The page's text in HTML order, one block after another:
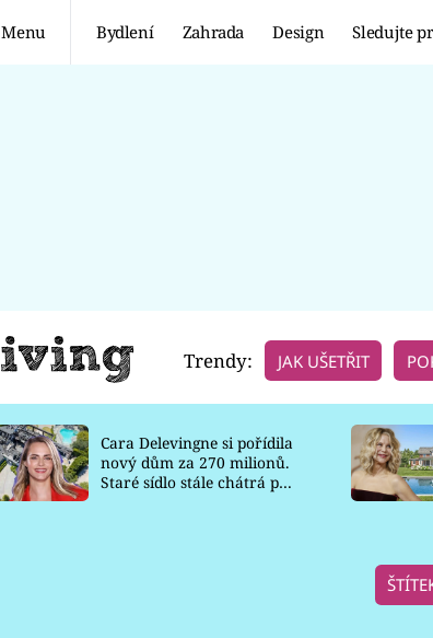
Menu Bydlení Zahrada Design Sledujte
Trendy: JAK UŠETŘIT
Cara Delevingne si pořídila
nový dům za 270 milionů.
Staré sídlo stále chátrá po